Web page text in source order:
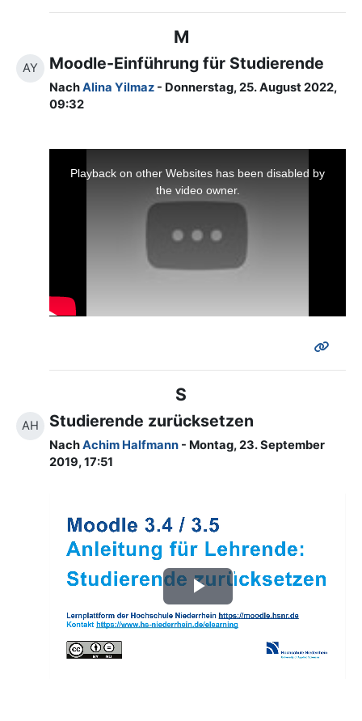
M
AY Moodle-Einführung für Studierende
NachAlina Yilmaz - Donnerstag, 25. August 2022,
09:32
modalPlayback on other Websites has been disabled by
the video owner.
S
AH Studierende zurücksetzen
NachAchim Halfmann - Montag, 23. September
2019, 17:51
Video
abspielen